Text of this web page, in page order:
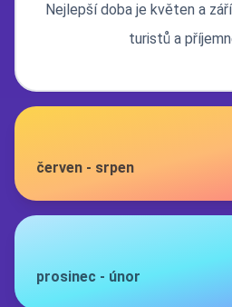
Nejlepší doba je květen a
turistů a
červen - srpen
prosinec - únor